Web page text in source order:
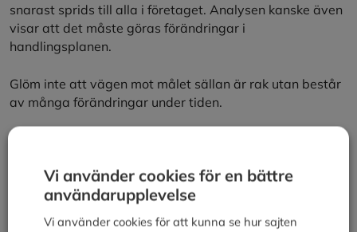
snarast sprids till alla i företaget. Analysen kanske även
visar att det måste göras förändringar i
handlingsplanen.
Glöm inte att vägen mot målet sällan är rak utan består
av många förändringar under tiden.
Affärsidé
Nulägesanalys
Vi använder cookies för en bättre
användarupplevelse
Vi använder cookies för att kunna se hur sajten